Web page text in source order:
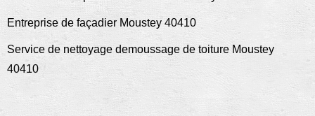
Entreprise de façadier Moustey 40410
Service de nettoyage demoussage de toiture Moustey
40410